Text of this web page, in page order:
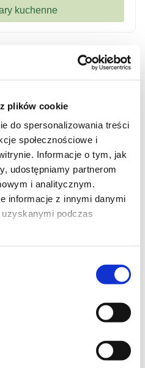
plików cookie
do spersonalizowania treści
społecznościowe i
Informacje o tym, jak
udostępniamy partnerom
i analitycznym.
informacje z innymi danymi
podczas
na upalny dzień ,
coś lekkiego .